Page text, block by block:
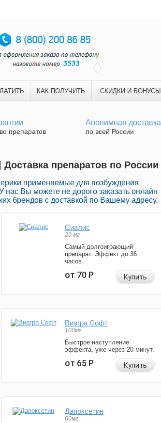
КАК ПОЛУЧИТЬ СКИДКИ И БОНУСЫ
препаратов
Анонимная доставка
по всей России
препаратов по России
применяемые для возбуждения
Вы можете не дорого заказать онлайн
брендов с доставкой по Вашему адресу.
Сиалис
20 мг
Самый долгоиграющий
препарат. Эффект до 36
часов.
от 70Р Купить
Виагра Софт
100мг
Быстрое наступление
эффекта, уже через 20 минут.
от 65Р Купить
Дапоксетин
60мг